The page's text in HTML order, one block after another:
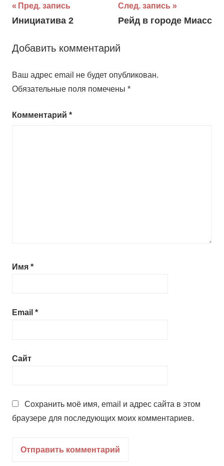
Навигация
по
записям
Пред. запись
Инициатива 2
След. запись
Рейд в городе Миасс
Добавить комментарий
Ваш адрес email не будет опубликован.
Обязательные поля помечены *
Комментарий *
Имя *
Email *
Сайт
Сохранить моё имя, email и адрес сайта в этом
браузере для последующих моих комментариев.